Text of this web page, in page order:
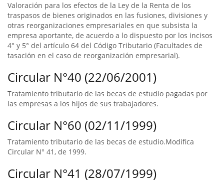
Valoración para los efectos de la Ley de la Renta de los
traspasos de bienes originados en las fusiones, divisiones y
otras reorganizaciones empresariales en que subsista la
empresa aportante, de acuerdo a lo dispuesto por los incisos
4° y 5° del artículo 64 del Código Tributario (Facultades de
tasación en el caso de reorganización empresarial).
Circular N°40 (22/06/2001)
Tratamiento tributario de las becas de estudio pagadas por
las empresas a los hijos de sus trabajadores.
Circular N°60 (02/11/1999)
Tratamiento tributario de las becas de estudio.Modifica
Circular N° 41, de 1999.
Circular N°41 (28/07/1999)